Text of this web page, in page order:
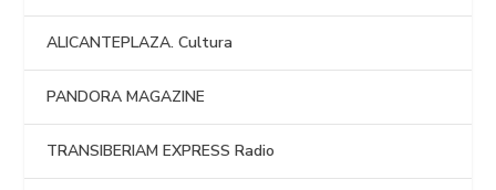
ALICANTEPLAZA. Cultura
PANDORA MAGAZINE
TRANSIBERIAM EXPRESS Radio